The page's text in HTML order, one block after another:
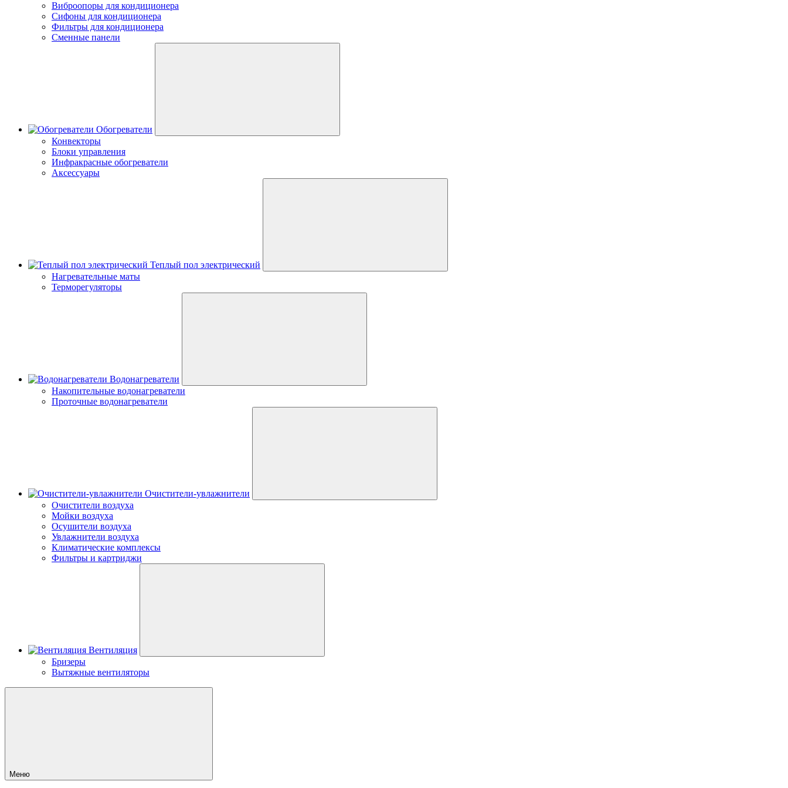
Виброопоры для кондиционера
Сифоны для кондиционера
Фильтры для кондиционера
Сменные панели
Обогреватели
Конвекторы
Блоки управления
Инфракрасные обогреватели
Аксессуары
Теплый пол электрический
Нагревательные маты
Терморегуляторы
Водонагреватели
Накопительные водонагреватели
Проточные водонагреватели
Очистители-увлажнители
Очистители воздуха
Мойки воздуха
Осушители воздуха
Увлажнители воздуха
Климатические комплексы
Фильтры и картриджи
Вентиляция
Бризеры
Вытяжные вентиляторы
Меню